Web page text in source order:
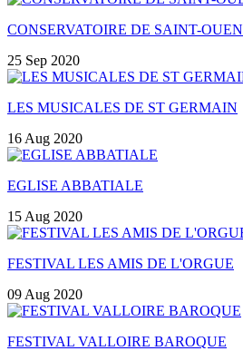
CONSERVATOIRE DE SAINT-OUEN
25 Sep 2020
LES MUSICALES DE ST GERMAIN
16 Aug 2020
EGLISE ABBATIALE
15 Aug 2020
FESTIVAL LES AMIS DE L'ORGUE
09 Aug 2020
FESTIVAL VALLOIRE BAROQUE